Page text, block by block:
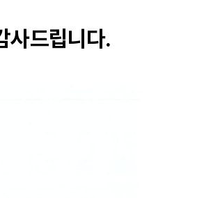
사드립니다.